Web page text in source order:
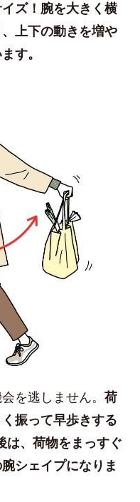
ズ！腕を大きく横
上下の動きを増や
す。
を逃しません。 荷
振って早歩きする
は、荷物をまっすぐ
シェイプになりま